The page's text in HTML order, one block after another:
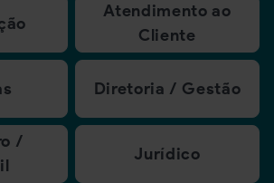
Atendimento ao
Cliente
Diretoria / Gestão
/
Jurídico